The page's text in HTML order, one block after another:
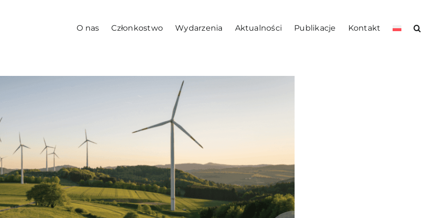
O nas Członkostwo Wydarzenia Aktualności Publikacje Kontakt